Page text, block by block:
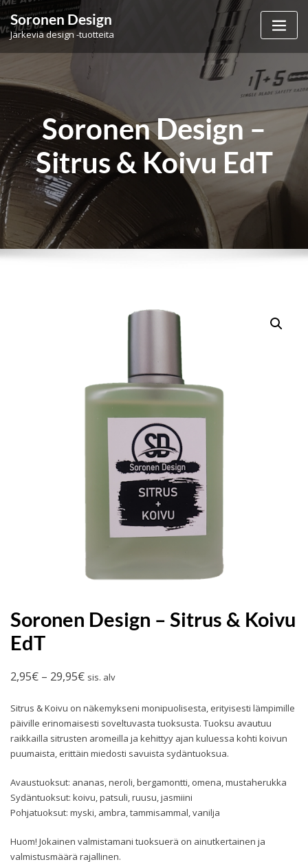
Skip
to
content
Soronen Design
Järkeviä design -tuotteita
Soronen Design –
Sitrus & Koivu EdT
Soronen Design – Sitrus & Koivu
EdT
2,95€ – 29,95€Hintaluokka:
-
29,95€
sis. alv
Sitrus & Koivu on näkemykseni monipuolisesta, erityisesti lämpimille
päiville erinomaisesti soveltuvasta tuoksusta. Tuoksu avautuu
raikkailla sitrusten aromeilla ja kehittyy ajan kuluessa kohti koivun
puumaista, erittäin miedosti savuista sydäntuoksua.
Avaustuoksut: ananas, neroli, bergamontti, omena, mustaherukka
Sydäntuoksut: koivu, patsuli, ruusu, jasmiini
Pohjatuoksut: myski, ambra, tammisammal, vanilja
Huom! Jokainen valmistamani tuoksuerä on ainutkertainen ja
valmistusmäärä rajallinen.